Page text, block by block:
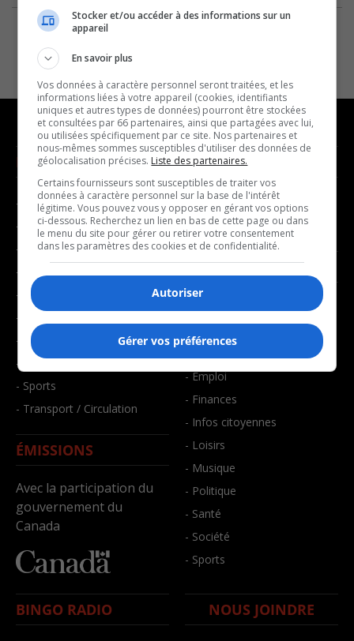
NOUVELLES
- Affaires municipales
- Communauté / Social
- Culture
- Économie
- Éducation
- Environnement
- Faits divers
- Santé et bien-être
- Sports
- Transport / Circulation
ÉMISSIONS
Avec la participation du
gouvernement du
Canada
MUSIQUE
- Décompte franco
- Joué récemment
BALADOS
- Affaires
- Emploi
- Finances
- Infos citoyennes
- Loisirs
- Musique
- Politique
- Santé
- Société
- Sports
BINGO RADIO NOUS JOINDRE
Stocker et/ou accéder à des informations sur un
appareil
En savoir plus
Vos données à caractère personnel seront traitées, et les
informations liées à votre appareil (cookies, identifiants
uniques et autres types de données) pourront être stockées
et consultées par 66 partenaires, ainsi que partagées avec lui,
ou utilisées spécifiquement par ce site. Nos partenaires et
nous-mêmes sommes susceptibles d'utiliser des données de
géolocalisation précises. Liste des partenaires.
Certains fournisseurs sont susceptibles de traiter vos
données à caractère personnel sur la base de l'intérêt
légitime. Vous pouvez vous y opposer en gérant vos options
ci-dessous. Recherchez un lien en bas de cette page ou dans
le menu du site pour gérer ou retirer votre consentement
dans les paramètres des cookies et de confidentialité.
Autoriser
Gérer vos préférences